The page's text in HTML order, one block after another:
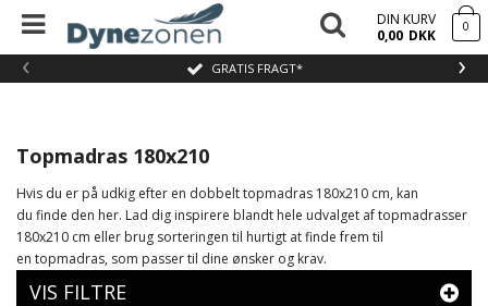
GRATIS FRAGT*
‹ ›
DIN KURV
0,00 DKK 0
Topmadras 180x210
Hvis du er på udkig efter en dobbelt topmadras 180x210 cm, kan
du finde den her. Lad dig inspirere blandt hele udvalget af topmadrasser
180x210 cm eller brug sorteringen til hurtigt at finde frem til
en topmadras, som passer til dine ønsker og krav.
VIS FILTRE